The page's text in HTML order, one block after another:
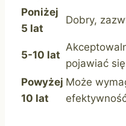
Poniżej
5 lat
Dobry,
5-10 lat
pojawiać
Powyżej
10 lat
Może